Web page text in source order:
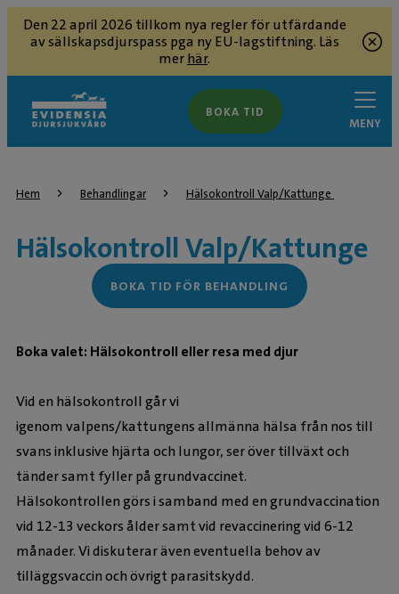
Den 22 april 2026 tillkom nya regler för utfärdande
av sällskapsdjurspass pga ny EU-lagstiftning. Läs
merhär.
BOKA TID
MENY
Hem Behandlingar Hälsokontroll Valp/Kattunge
Hälsokontroll Valp/Kattunge
BOKA TID FÖR BEHANDLING
Boka valet: Hälsokontroll eller resa med djur
Vid en hälsokontroll går vi
igenom valpens/kattungens allmänna hälsa från nos till
svans inklusive hjärta och lungor, ser över tillväxt och
tänder samt fyller på grundvaccinet.
Hälsokontrollen görs i samband med en grundvaccination
vid 12-13 veckors ålder samt vid revaccinering vid 6-12
månader. Vi diskuterar även eventuella behov av
tilläggsvaccin och övrigt parasitskydd.